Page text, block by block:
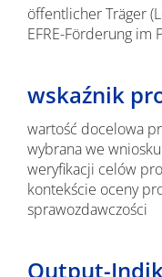
öffentlicher Träger
EFRE-Förderung im
wskaźnik
wartość docelowa
wybrana we
weryfikacji celów
kontekście oceny
sprawozdawczości
Output-